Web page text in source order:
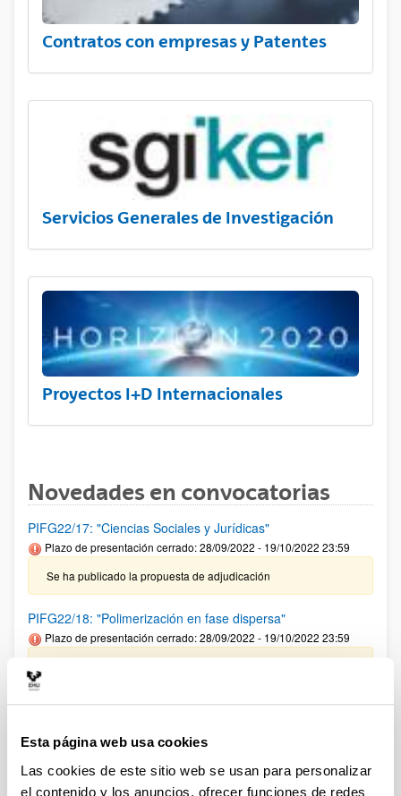
Esta página web usa cookies
Las cookies de este sitio web se usan para personalizar
el contenido y los anuncios, ofrecer funciones de redes
Contratos con empresas y Patentes
Servicios Generales de Investigación
Proyectos I+D Internacionales
Novedades en convocatorias
PIFG22/17: "Ciencias Sociales y Jurídicas"
Plazo de presentación cerrado: 28/09/2022 - 19/10/2022 23:59
Se ha publicado la propuesta de adjudicación
PIFG22/18: "Polimerización en fase dispersa"
Plazo de presentación cerrado: 28/09/2022 - 19/10/2022 23:59
PIFG22/15: “Microbiología: Bioquímica y Biología Molecular”